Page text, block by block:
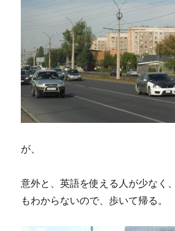
が、
意外と、英語を使える人が少な
もわからないので、歩いて帰る。